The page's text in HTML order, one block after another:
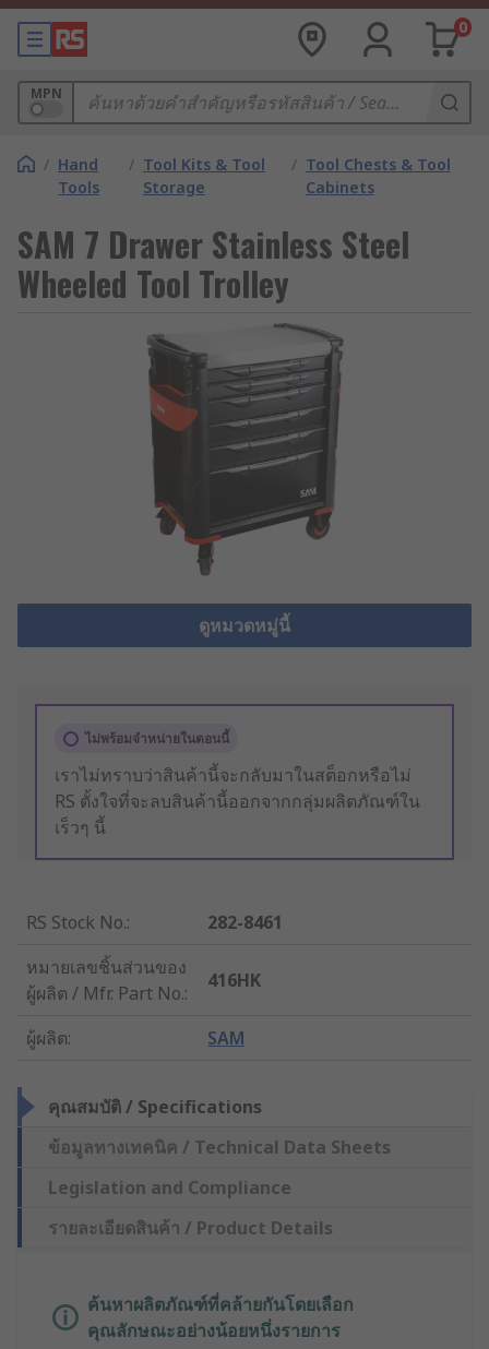
0
MPN
/ Hand
Tools
/ Tool Kits & Tool
Storage
/ Tool Chests & Tool
Cabinets
SAM 7 Drawer Stainless Steel
Wheeled Tool Trolley
ดูหมวดหมู่นี้
ไม่พร้อมจำหน่ายในตอนนี้
เราไม่ทราบว่าสินค้านี้จะกลับมาในสต็อกหรือไม่
RS ตั้งใจที่จะลบสินค้านี้ออกจากกลุ่มผลิตภัณฑ์ใน
เร็วๆ นี้
RS Stock No.:
282-8461
หมายเลขชิ้นส่วนของ
ผู้ผลิต / Mfr. Part No.:
416HK
ผู้ผลิต: SAM
คุณสมบัติ / Specifications
ข้อมูลทางเทคนิค / Technical Data Sheets
Legislation and Compliance
รายละเอียดสินค้า / Product Details
ค้นหาผลิตภัณฑ์ที่คล้ายกันโดยเลือก
คุณลักษณะอย่างน้อยหนึ่งรายการ